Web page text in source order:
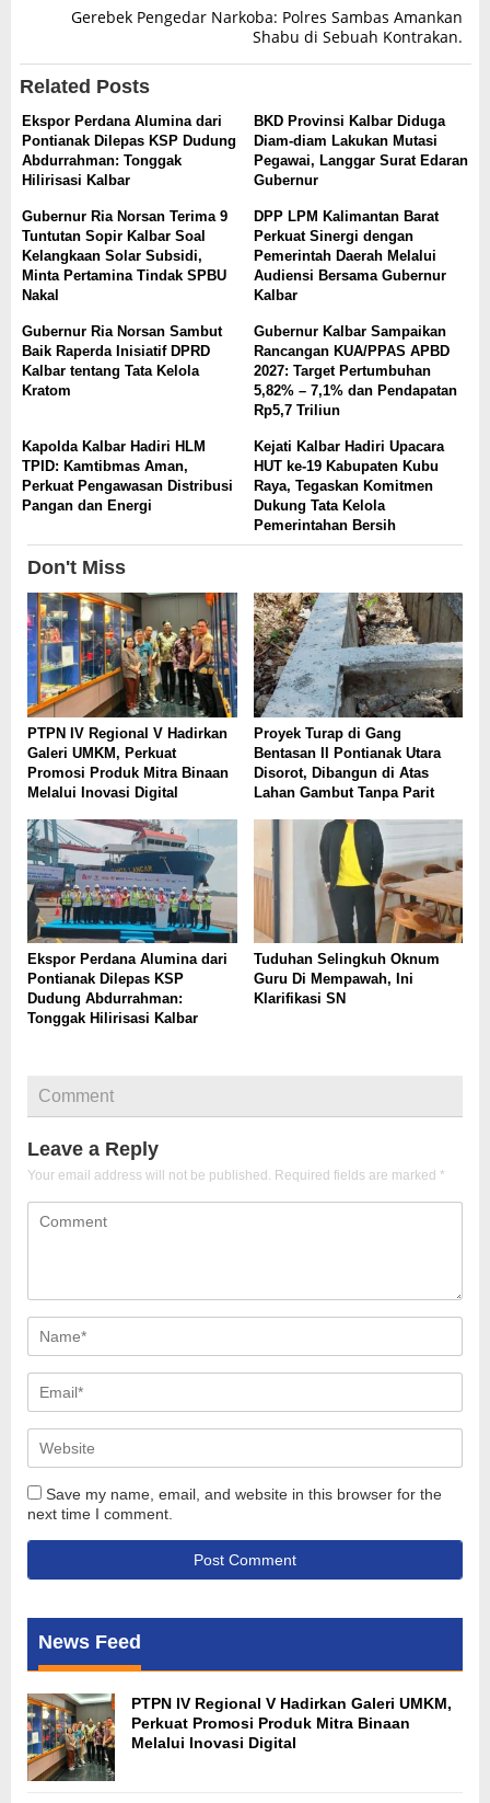
Gerebek Pengedar Narkoba: Polres Sambas Amankan
Shabu di Sebuah Kontrakan.
Related Posts
Ekspor Perdana Alumina dari
Pontianak Dilepas KSP Dudung
Abdurrahman: Tonggak
Hilirisasi Kalbar
BKD Provinsi Kalbar Diduga
Diam-diam Lakukan Mutasi
Pegawai, Langgar Surat Edaran
Gubernur
Gubernur Ria Norsan Terima 9
Tuntutan Sopir Kalbar Soal
Kelangkaan Solar Subsidi,
Minta Pertamina Tindak SPBU
Nakal
DPP LPM Kalimantan Barat
Perkuat Sinergi dengan
Pemerintah Daerah Melalui
Audiensi Bersama Gubernur
Kalbar
Gubernur Ria Norsan Sambut
Baik Raperda Inisiatif DPRD
Kalbar tentang Tata Kelola
Kratom
Gubernur Kalbar Sampaikan
Rancangan KUA/PPAS APBD
2027: Target Pertumbuhan
5,82% – 7,1% dan Pendapatan
Rp5,7 Triliun
Kapolda Kalbar Hadiri HLM
TPID: Kamtibmas Aman,
Perkuat Pengawasan Distribusi
Pangan dan Energi
Kejati Kalbar Hadiri Upacara
HUT ke-19 Kabupaten Kubu
Raya, Tegaskan Komitmen
Dukung Tata Kelola
Pemerintahan Bersih
Don't Miss
PTPN IV Regional V Hadirkan
Galeri UMKM, Perkuat
Promosi Produk Mitra Binaan
Melalui Inovasi Digital
Proyek Turap di Gang
Bentasan II Pontianak Utara
Disorot, Dibangun di Atas
Lahan Gambut Tanpa Parit
Ekspor Perdana Alumina dari
Pontianak Dilepas KSP
Dudung Abdurrahman:
Tonggak Hilirisasi Kalbar
Tuduhan Selingkuh Oknum
Guru Di Mempawah, Ini
Klarifikasi SN
Comment
Leave a Reply
Your email address will not be published. Required fields are marked *
Save my name, email, and website in this browser for the
next time I comment.
News Feed
PTPN IV Regional V Hadirkan Galeri UMKM,
Perkuat Promosi Produk Mitra Binaan
Melalui Inovasi Digital